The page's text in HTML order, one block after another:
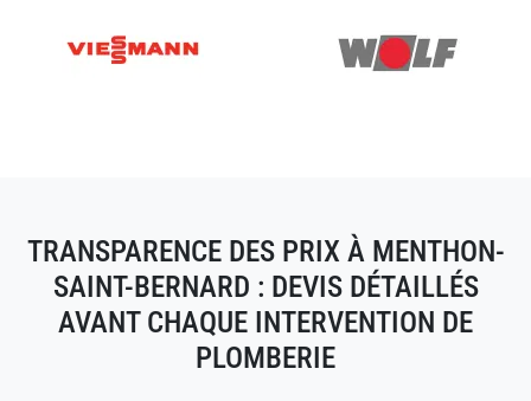
TRANSPARENCE DES PRIX À MENTHON-
SAINT-BERNARD : DEVIS DÉTAILLÉS
AVANT CHAQUE INTERVENTION DE
PLOMBERIE